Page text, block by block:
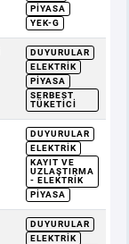
PIYASA
YEK-G
DUYURULAR
ELEKTRIK
PIYASA
SERBEST
TÜKETICI
DUYURULAR
ELEKTRIK
KAYIT VE
UZLAŞTIRMA
- ELEKTRIK
PIYASA
DUYURULAR
ELEKTRIK